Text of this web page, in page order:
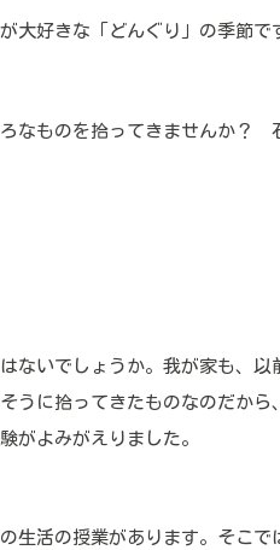
大好きな「どんぐり」の季節で
なものを拾ってきませんか？
ないでしょうか。我が家も、
うに拾ってきたものなのだか
がよみがえりました。
生活の授業があります。そこ